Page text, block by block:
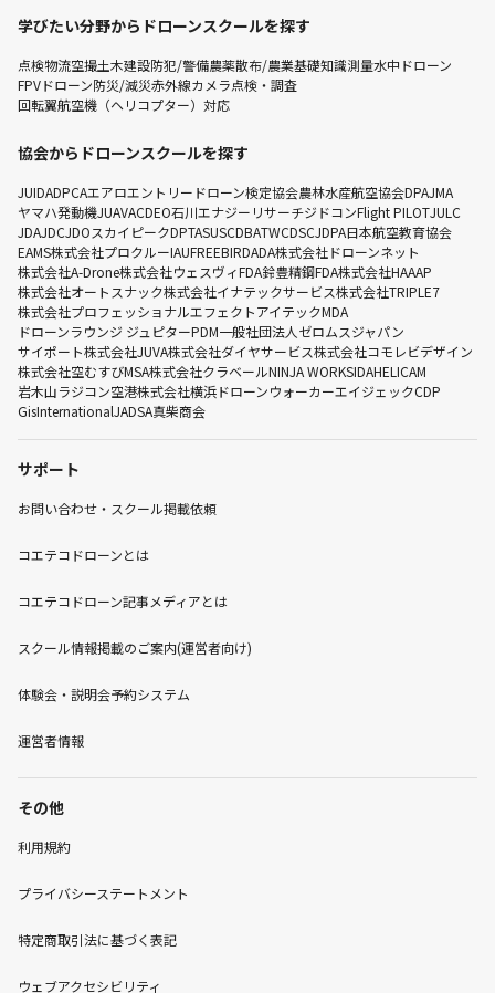
学びたい分野からドローンスクールを探す
点検物流空撮土木建設防犯/警備農薬散布/農業基礎知識測量水中ドローン
FPVドローン防災/減災赤外線カメラ点検・調査
回転翼航空機（ヘリコプター）対応
協会からドローンスクールを探す
JUIDADPCAエアロエントリー ドローン検定協会農林水産航空協会DPAJMA
ヤマハ発動機JUAVACDEO石川エナジーリサーチジドコンFlight PILOTJULC
JDAJDCJDOスカイピークDPTASUSCDBATWCDSCJDPA日本航空教育協会
EAMS株式会社プロクルーIAUFREEBIRDADA株式会社ドローンネット
株式会社A-Drone株式会社ウェスヴィFDA鈴豊精鋼FDA株式会社HAAAP
株式会社オートスナック株式会社イナテックサービス株式会社TRIPLE7
株式会社プロフェッショナルエフェクトアイテックMDA
ドローンラウンジ ジュピターPDM一般社団法人ゼロムスジャパン
サイポート株式会社JUVA株式会社ダイヤサービス株式会社コモレビデザイン
株式会社空むすびMSA株式会社クラベールNINJA WORKSIDAHELICAM
岩木山ラジコン空港株式会社横浜ドローンウォーカーエイジェックCDP
GisInternationalJADSA真柴商会
サポート
お問い合わせ・スクール掲載依頼
コエテコドローンとは
コエテコドローン記事メディアとは
スクール情報掲載のご案内(運営者向け)
体験会・説明会予約システム
運営者情報
その他
利用規約
プライバシーステートメント
特定商取引法に基づく表記
ウェブアクセシビリティ